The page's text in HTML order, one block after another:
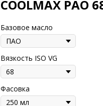
COOLMAX PAO
Базовое масло
Вязкость ISO VG
Фасовка